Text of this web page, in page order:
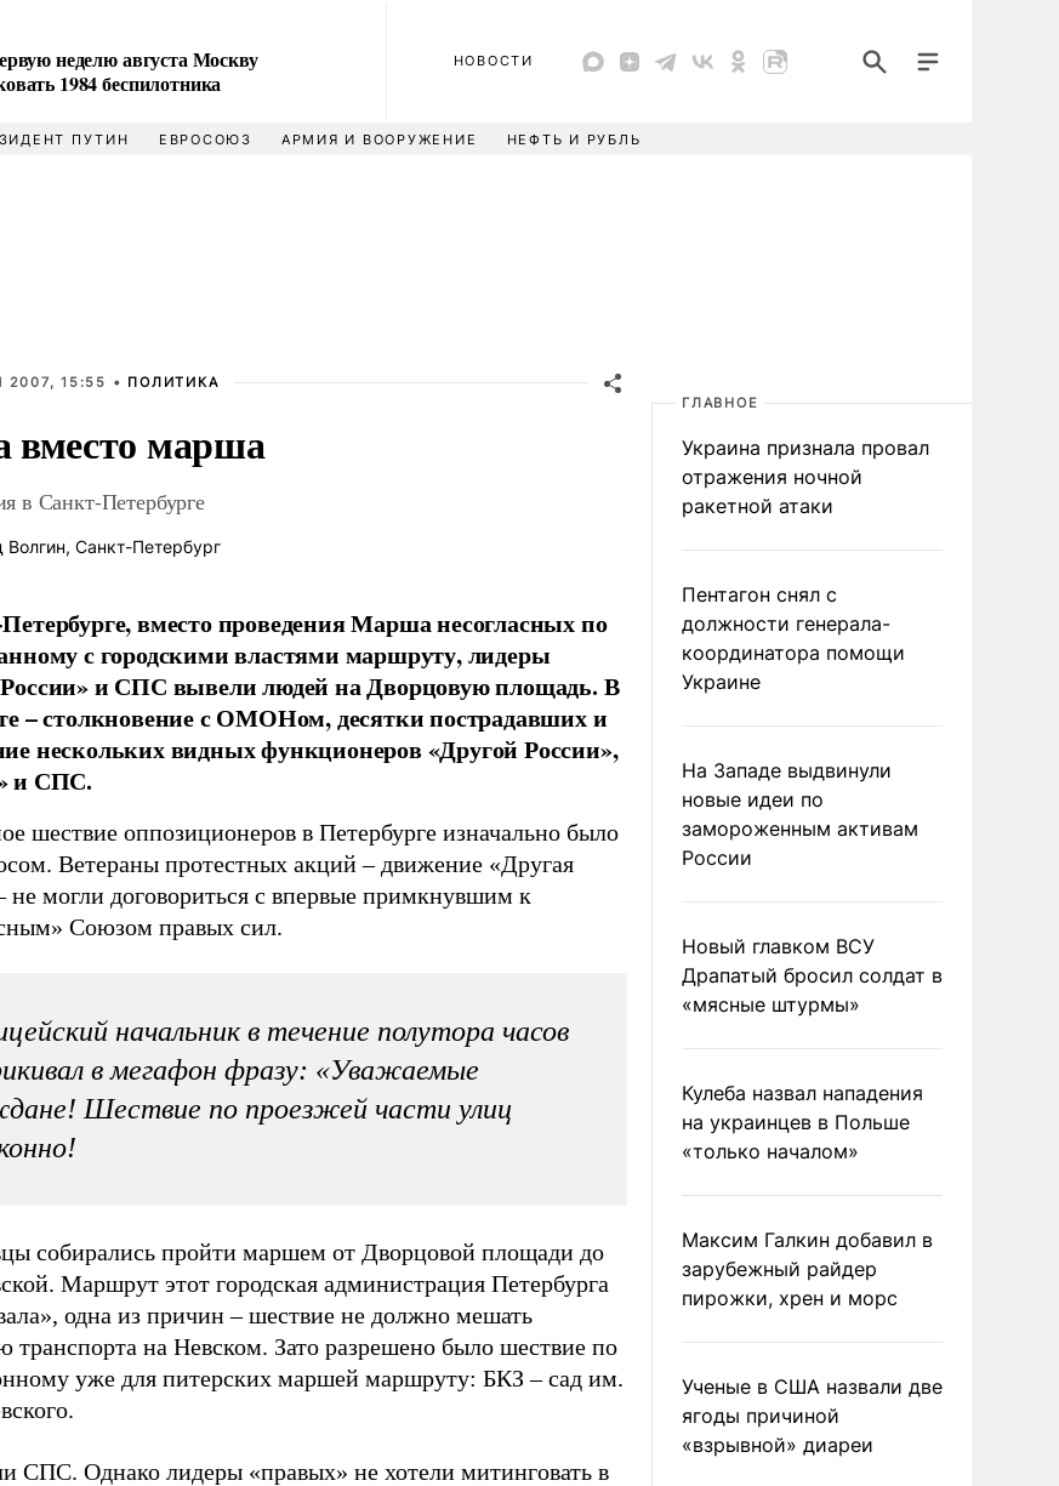
неделю августа Москву
1984 беспилотника
НОВОСТИ
ПУТИН ЕВРОСОЮЗ АРМИЯ И ВООРУЖЕНИЕ НЕФТЬ И РУБЛЬ
2007, 15:55 • ПОЛИТИКА
вместо марша
в Санкт-Петербурге
Волгин, Санкт-Петербург
вместо проведения Марша несогласных по
с городскими властями маршруту, лидеры
и СПС вывели людей на Дворцовую площадь. В
– столкновение с ОМОНом, десятки пострадавших и
нескольких видных функционеров «Другой России»,
и СПС.
шествие оппозиционеров в Петербурге изначально было
Ветераны протестных акций – движение «Другая
не могли договориться с впервые примкнувшим к
Союзом правых сил.
начальник в течение полутора часов
в мегафон фразу: «Уважаемые
Шествие по проезжей части улиц
собирались пройти маршем от Дворцовой площади до
Маршрут этот городская администрация Петербурга
одна из причин – шествие не должно мешать
транспорта на Невском. Зато разрешено было шествие по
уже для питерских маршей маршруту: БКЗ – сад им.
СПС. Однако лидеры «правых» не хотели митинговать в
ГЛАВНОЕ
Украина признала провал
отражения ночной
ракетной атаки
Пентагон снял с
должности генерала-
координатора помощи
Украине
На Западе выдвинули
новые идеи по
замороженным активам
России
Новый главком ВСУ
Драпатый бросил солдат в
«мясные штурмы»
Кулеба назвал нападения
на украинцев в Польше
«только началом»
Максим Галкин добавил в
зарубежный райдер
пирожки, хрен и морс
Ученые в США назвали две
ягоды причиной
«взрывной» диареи